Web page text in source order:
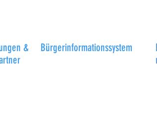
&
Bürgerinformationssystem